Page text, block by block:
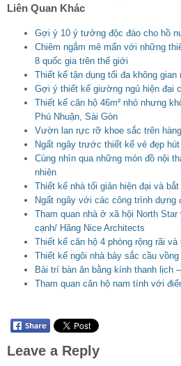
Liên Quan Khác
Gợi ý 10 ý tưởng độc đáo cho hồ
Chiêm ngắm mê mẩn với những
8 quốc gia trên thế giới
Thiết kế tận dụng tối đa không gian
Gợi ý thiết kế giường ngủ hiện đại
Thiết kế căn hộ 46m² nhỏ nhưng
Phú Nhuận, Sài Gòn
Vườn lan rực rỡ khoe sắc trên
Ngất ngây trước thiết kế vẻ đẹp
Cùng nhìn qua những món đồ nội
nhiên
Thiết kế nhà tối giản hiện đại và
Ngất ngây với các công trình dựng
Tham quan nhà ở xã hội North
cạnh/ Hãng Nice Architects
Thiết kế căn hộ 4 phòng rộng rãi
Thiết kế ngôi nhà bảy sắc cầu
Bài trí bàn ăn bằng kính thanh lịch
Tham quan căn hộ nam tính với
Leave a Reply